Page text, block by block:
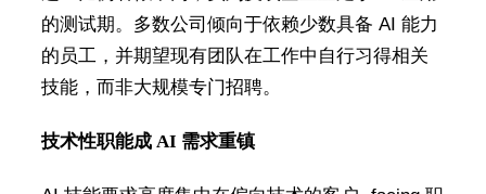
的测试期。多数公司倾向于依赖少数具备 AI 能力
的员工，并期望现有团队在工作中自行习得相关
技能，而非大规模专门招聘。
技术性职能成 AI 需求重镇